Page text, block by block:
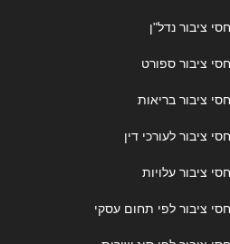
ציבור נדל"ן
ציבור ספורט
ציבור בריאות
ציבור לעורכי דין
ציבור עלויות
ציבור לפי תחום עסקי